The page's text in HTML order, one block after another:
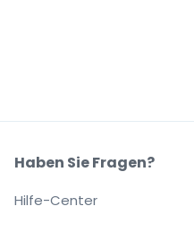
Haben Sie Fragen?
Hilfe-Center